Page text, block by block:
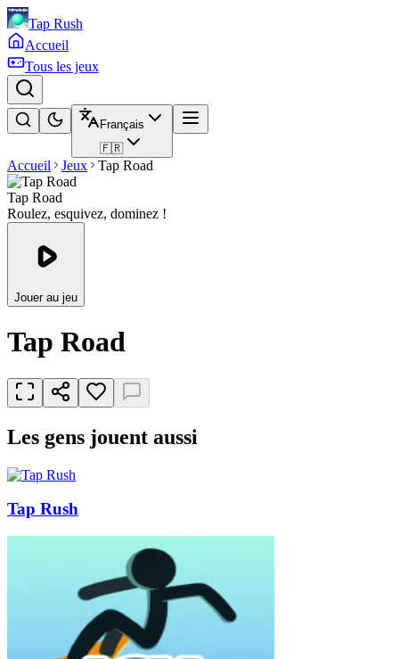
Tap Rush
Accueil
Tous les jeux
Français
🇫🇷
Accueil Jeux Tap Road
Tap Road
Roulez, esquivez, dominez !
Jouer au jeu
Tap Road
Les gens jouent aussi
Tap Rush